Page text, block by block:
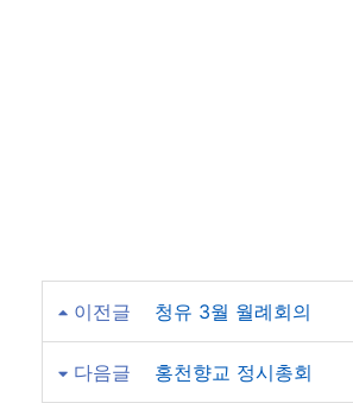
이전글 청유 3월 월례회의
다음글 홍천향교 정시총회